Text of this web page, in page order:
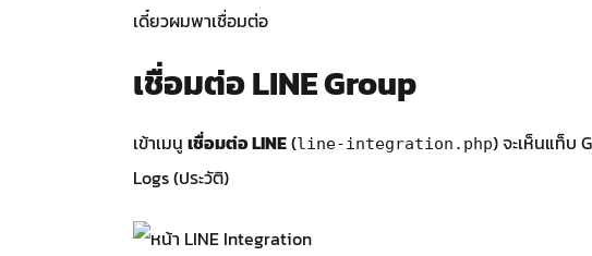
เดี๋ยวผมพาเชื่อมต่อ
เชื่อมต่อ LINE Group
เข้าเมนู เชื่อมต่อ LINE(line-integration.php) จะเห็นแท็บ
Logs (ประวัติ)